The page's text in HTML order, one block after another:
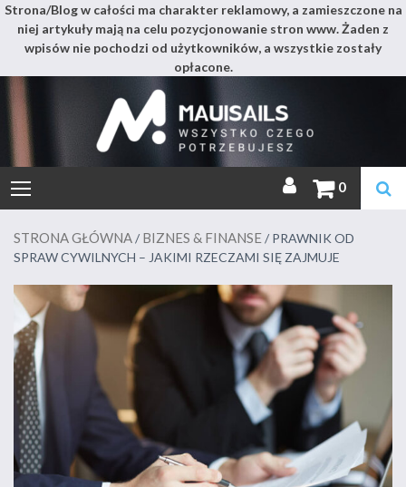
Strona/Blog w całości ma charakter reklamowy, a zamieszczone na
niej artykuły mają na celu pozycjonowanie stron www. Żaden z
wpisów nie pochodzi od użytkowników, a wszystkie zostały
opłacone.
Skip
content
Miejsce pełne wszystkiego
0
STRONA GŁÓWNA/ BIZNES & FINANSE/ PRAWNIK OD
SPRAW CYWILNYCH – JAKIMI RZECZAMI SIĘ ZAJMUJE